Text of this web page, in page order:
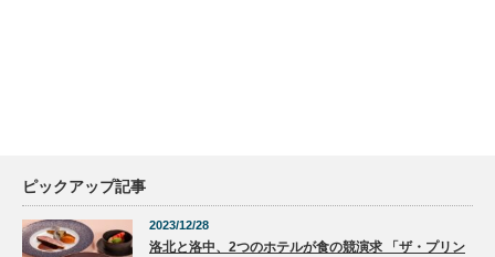
ピックアップ記事
2023/12/28
洛北と洛中、2つのホテルが食の競演求 「ザ・プリン